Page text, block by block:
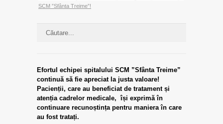
SCM ”Sfânta Treime”!
Efortul echipei spitalului SCM ”Sfânta Treime”
continuă să fie apreciat la justa valoare!
Pacienții, care au beneficiat de tratament și
atenția cadrelor medicale, își exprimă în
continuare recunoștința pentru maniera în care
au fost tratați.